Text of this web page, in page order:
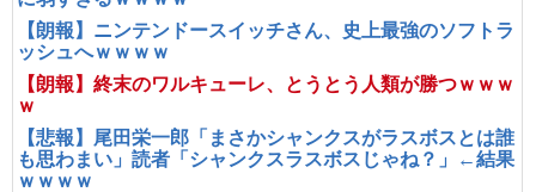
【朗報】ニンテンドースイッチさん、史上最強のソフトラ
ッシュへｗｗｗｗ
【朗報】終末のワルキューレ、とうとう人類が勝つｗｗｗ
ｗ
【悲報】尾田栄一郎「まさかシャンクスがラスボスとは誰
も思わまい」読者「シャンクスラスボスじゃね？」←結果
ｗｗｗｗ